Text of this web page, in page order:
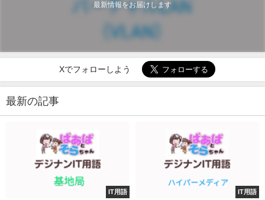
最新情報をお届けします
Xでフォローしよう
最新の記事
IT用語 IT用語